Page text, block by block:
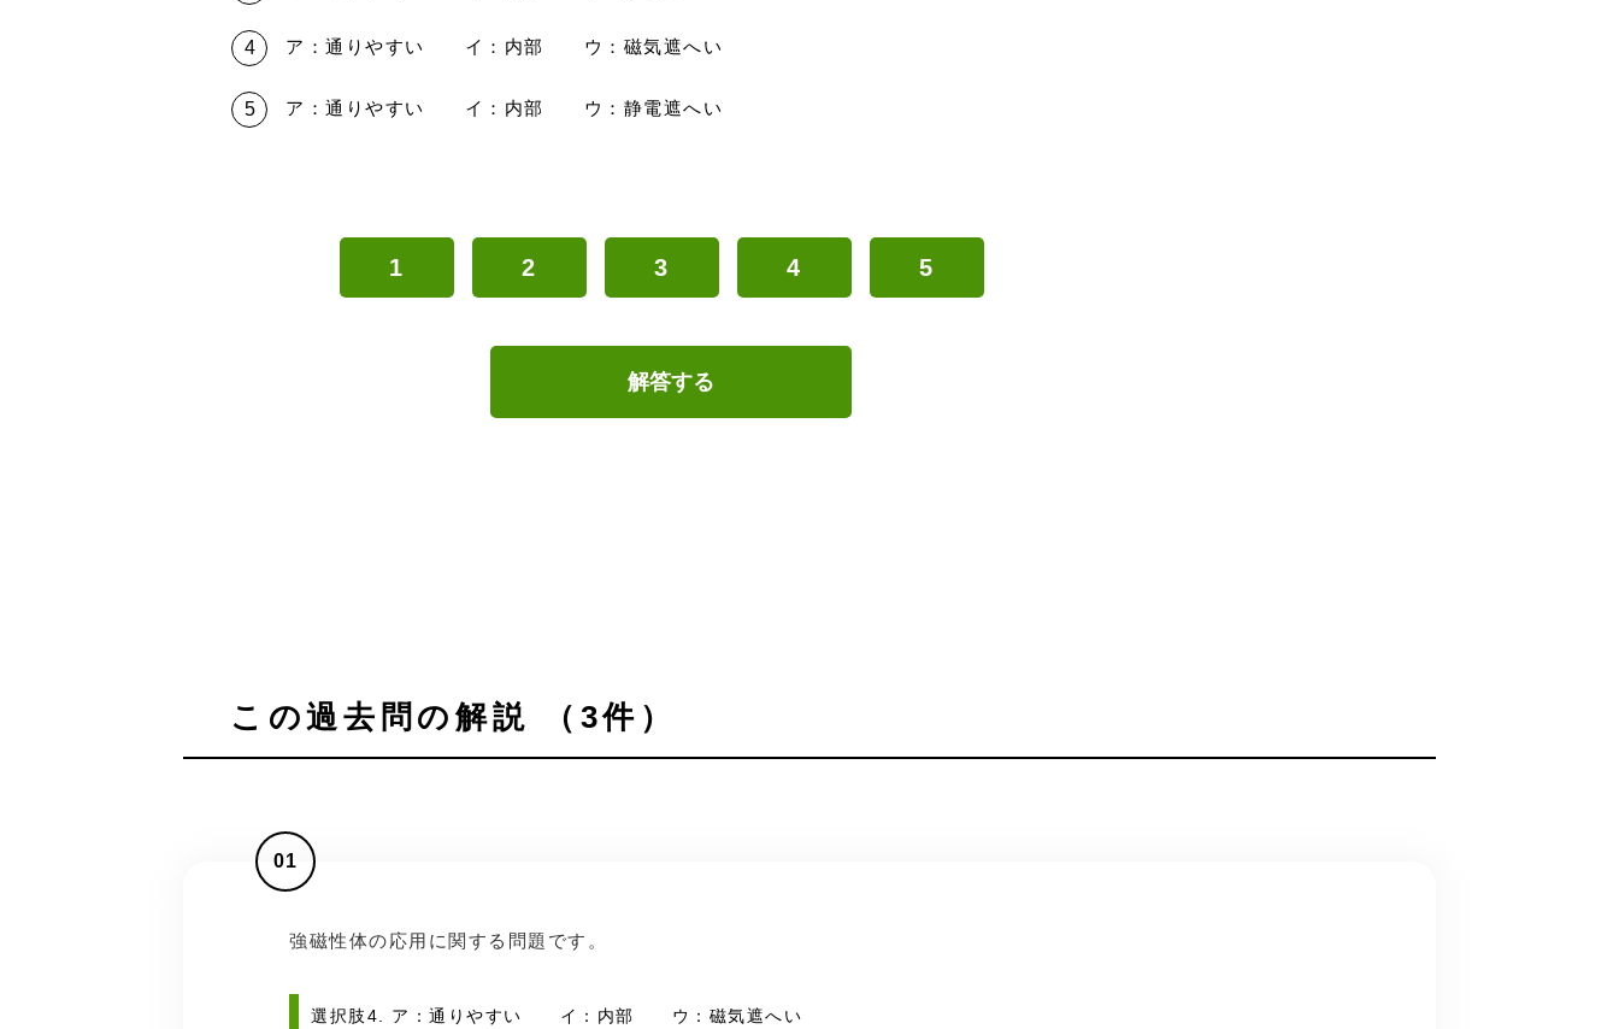
ア：通りやすい イ：内部 ウ：磁気遮へい
ア：通りやすい イ：内部 ウ：静電遮へい
1 2 3 4 5
解答する
この過去問の解説 （3件）
01
強磁性体の応用に関する問題です。
選択肢4. ア：通りやすい イ：内部 ウ：磁気遮へい